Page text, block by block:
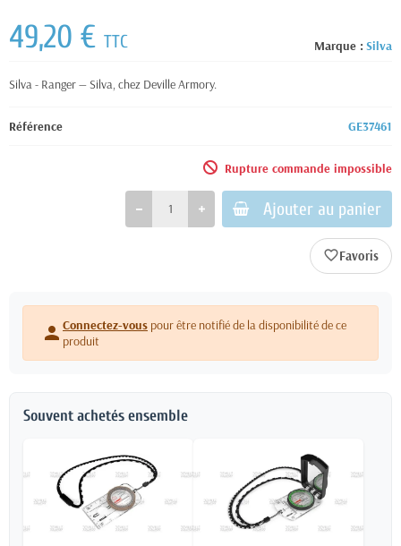
Marque : Silva
49,20 € TTC
Silva - Ranger — Silva, chez Deville Armory.
Référence GE37461
Rupture commande impossible
Ajouter au panier
favorite_border
person Connectez-vous pour être notifié de la disponibilité de ce
produit
Souvent achetés ensemble